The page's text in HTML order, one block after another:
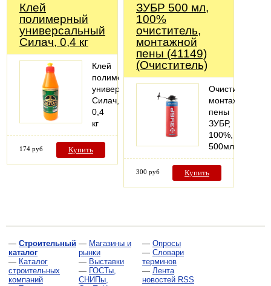
Клей
полимерный
универсальный
Силач, 0,4 кг
Клей
полимерный
универсальный
Силач,
0,4
кг
174 руб Купить
ЗУБР 500 мл,
100%
очиститель,
монтажной
пены (41149)
(Очиститель)
Очиститель
монтажной
пены
ЗУБР,
100%,
500мл,
300 руб Купить
— Строительный
каталог
— Каталог
строительных
компаний
— Магазины и
рынки
— Выставки
— ГОСТы,
СНИПы,
— Опросы
— Словари
терминов
— Лента
новостей RSS